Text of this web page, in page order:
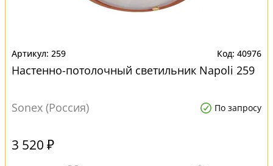
259 40976
Настенно-потолочный светильник Napoli 259
Sonex (Россия) По запросу
3 520 ₽